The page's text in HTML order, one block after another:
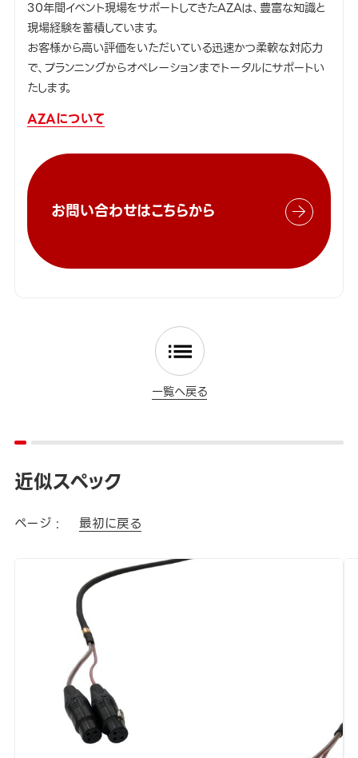
30年間イベント現場をサポートしてきたAZAは、豊富な知識と
現場経験を蓄積しています。
お客様から高い評価をいただいている迅速かつ柔軟な対応力
で、プランニングからオペレーションまでトータルにサポートい
たします。
AZAについて
お問い合わせはこちらから
一覧へ戻る
近似スペック
ページ : 最初に戻る